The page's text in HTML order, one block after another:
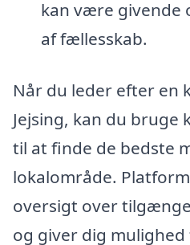
kan være givende
af fællesskab.
Når du leder efter en
Jejsing, kan du
til at finde de bedste
lokalområde.
oversigt over
og giver dig